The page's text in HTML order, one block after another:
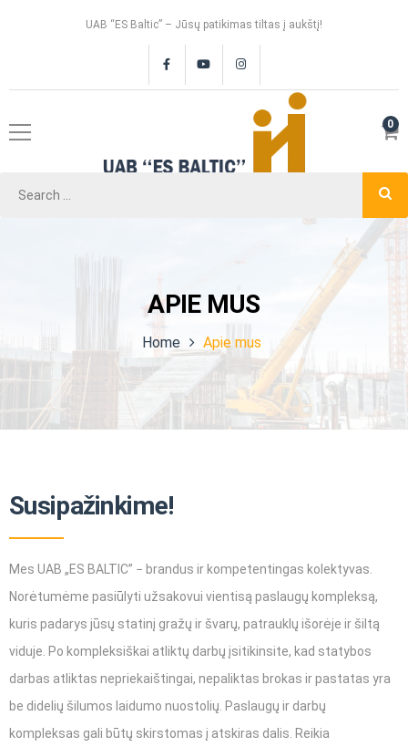
UAB “ES Baltic” – Jūsų patikimas tiltas į aukštį!
0
APIE MUS
Home Apie mus
Susipažinkime!
Mes UAB „ES BALTIC” − brandus ir kompetentingas kolektyvas.
Norėtumėme pasiūlyti užsakovui vientisą paslaugų kompleksą,
kuris padarys jūsų statinį gražų ir švarų, patrauklų išorėje ir šiltą
viduje. Po kompleksiškai atliktų darbų įsitikinsite, kad statybos
darbas atliktas nepriekaištingai, nepaliktas brokas ir pastatas yra
be didelių šilumos laidumo nuostolių. Paslaugų ir darbų
kompleksas gali būtų skirstomas į atskiras dalis. Reikia